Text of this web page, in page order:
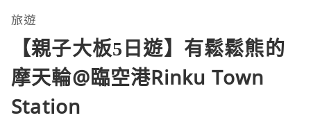
旅遊
【親子大板5日遊】有鬆鬆熊的
摩天輪@臨空港Rinku Town
Station